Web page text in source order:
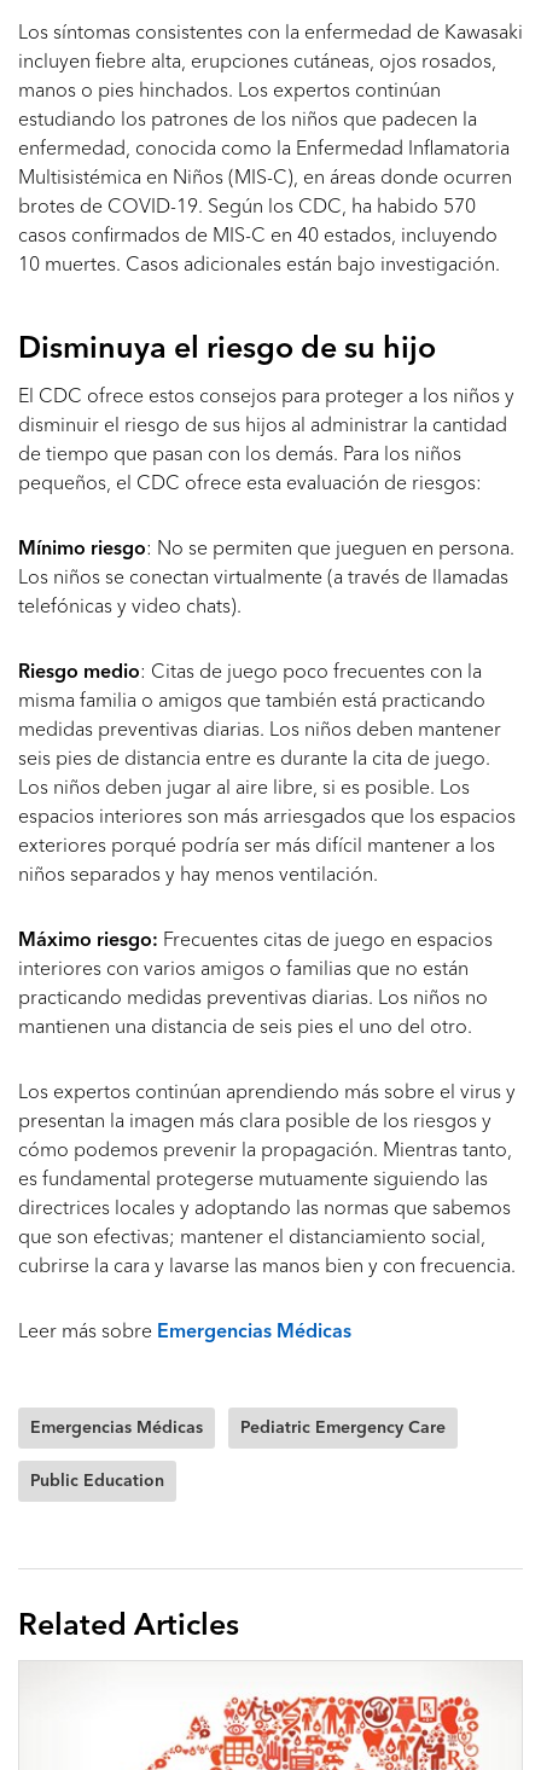
Los síntomas consistentes con la enfermedad de Kawasaki
incluyen fiebre alta, erupciones cutáneas, ojos rosados,
manos o pies hinchados. Los expertos continúan
estudiando los patrones de los niños que padecen la
enfermedad, conocida como la Enfermedad Inflamatoria
Multisistémica en Niños (MIS-C), en áreas donde ocurren
brotes de COVID-19. Según los CDC, ha habido 570
casos confirmados de MIS-C en 40 estados, incluyendo
10 muertes. Casos adicionales están bajo investigación.
Disminuya el riesgo de su hijo
El CDC ofrece estos consejos para proteger a los niños y
disminuir el riesgo de sus hijos al administrar la cantidad
de tiempo que pasan con los demás. Para los niños
pequeños, el CDC ofrece esta evaluación de riesgos:
Mínimo riesgo: No se permiten que jueguen en persona.
Los niños se conectan virtualmente (a través de llamadas
telefónicas y video chats).
Riesgo medio: Citas de juego poco frecuentes con la
misma familia o amigos que también está practicando
medidas preventivas diarias. Los niños deben mantener
seis pies de distancia entre es durante la cita de juego.
Los niños deben jugar al aire libre, si es posible. Los
espacios interiores son más arriesgados que los espacios
exteriores porqué podría ser más difícil mantener a los
niños separados y hay menos ventilación.
Máximo riesgo: Frecuentes citas de juego en espacios
interiores con varios amigos o familias que no están
practicando medidas preventivas diarias. Los niños no
mantienen una distancia de seis pies el uno del otro.
Los expertos continúan aprendiendo más sobre el virus y
presentan la imagen más clara posible de los riesgos y
cómo podemos prevenir la propagación. Mientras tanto,
es fundamental protegerse mutuamente siguiendo las
directrices locales y adoptando las normas que sabemos
que son efectivas; mantener el distanciamiento social,
cubrirse la cara y lavarse las manos bien y con frecuencia.
Leer más sobre Emergencias Médicas
Emergencias Médicas Pediatric Emergency Care
Public Education
Related Articles